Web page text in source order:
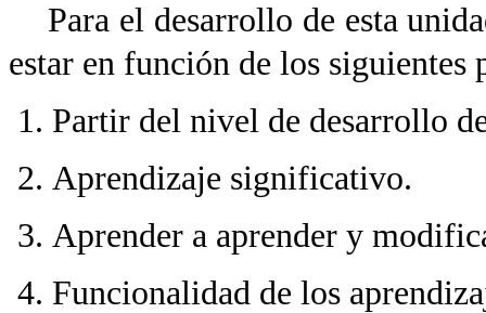
Para el desarrollo de esta
estar en función de los
Partir del nivel de desarrollo
Aprendizaje significativo.
Aprender a aprender y
Funcionalidad de los